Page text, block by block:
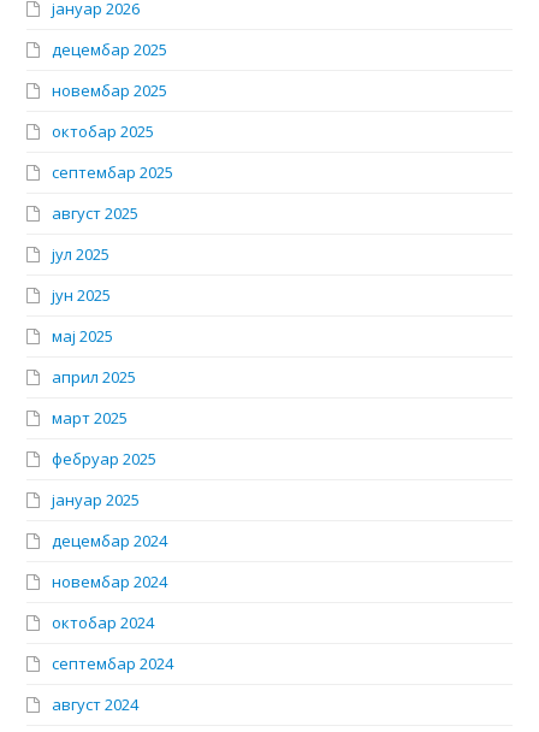
јануар 2026
децембар 2025
новембар 2025
октобар 2025
септембар 2025
август 2025
јул 2025
јун 2025
мај 2025
април 2025
март 2025
фебруар 2025
јануар 2025
децембар 2024
новембар 2024
октобар 2024
септембар 2024
август 2024